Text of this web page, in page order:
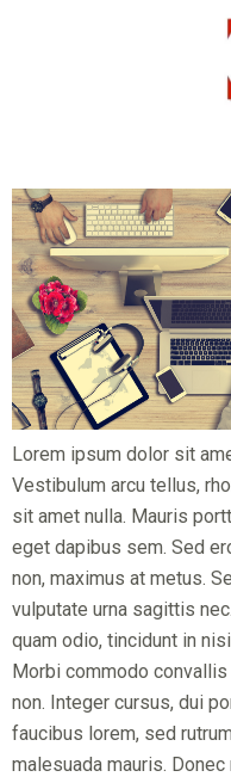
Lorem ipsum dolor sit
Vestibulum arcu tellus,
sit amet nulla. Mauris
eget dapibus sem. Sed
non, maximus at metus.
vulputate urna sagittis
quam odio, tincidunt in
Morbi commodo
non. Integer cursus, dui
faucibus lorem, sed
malesuada mauris.